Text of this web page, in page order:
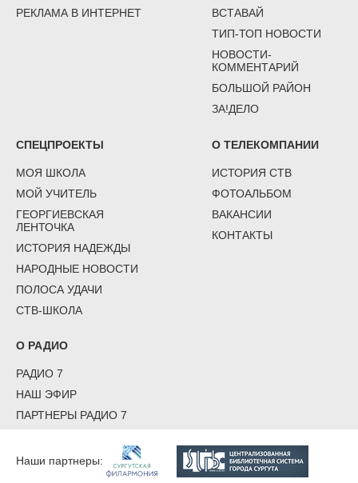
РЕКЛАМА В ИНТЕРНЕТ
ВСТАВАЙ
ТИП-ТОП НОВОСТИ
НОВОСТИ-
КОММЕНТАРИЙ
БОЛЬШОЙ РАЙОН
ЗА!ДЕЛО
СПЕЦПРОЕКТЫ
МОЯ ШКОЛА
МОЙ УЧИТЕЛЬ
ГЕОРГИЕВСКАЯ
ЛЕНТОЧКА
ИСТОРИЯ НАДЕЖДЫ
НАРОДНЫЕ НОВОСТИ
ПОЛОСА УДАЧИ
СТВ-ШКОЛА
О ТЕЛЕКОМПАНИИ
ИСТОРИЯ СТВ
ФОТОАЛЬБОМ
ВАКАНСИИ
КОНТАКТЫ
О РАДИО
РАДИО 7
НАШ ЭФИР
ПАРТНЕРЫ РАДИО 7
Наши партнеры: